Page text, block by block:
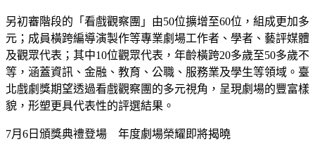
另初審階段的「看戲觀察團」由50位擴增至60位，組成更加多
元；成員橫跨編導演製作等專業劇場工作者、學者、藝評媒體
及觀眾代表；其中10位觀眾代表，年齡橫跨20多歲至50多歲不
等，涵蓋資訊、金融、教育、公職、服務業及學生等領域。臺
北戲劇獎期望透過看戲觀察團的多元視角，呈現劇場的豐富樣
貌，形塑更具代表性的評選結果。
7月6日頒獎典禮登場 年度劇場榮耀即將揭曉